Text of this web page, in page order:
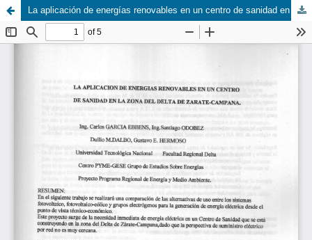
La aplicación de energías renovables en un centro de sanidad en la Zona del Delta de Zarate-Campana.